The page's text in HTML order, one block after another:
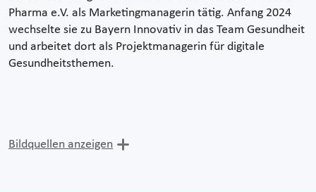
Pharma e.V. als Marketingmanagerin tätig. Anfang 2024
wechselte sie zu Bayern Innovativ in das Team Gesundheit
und arbeitet dort als Projektmanagerin für digitale
Gesundheitsthemen.
Bildquellen anzeigen